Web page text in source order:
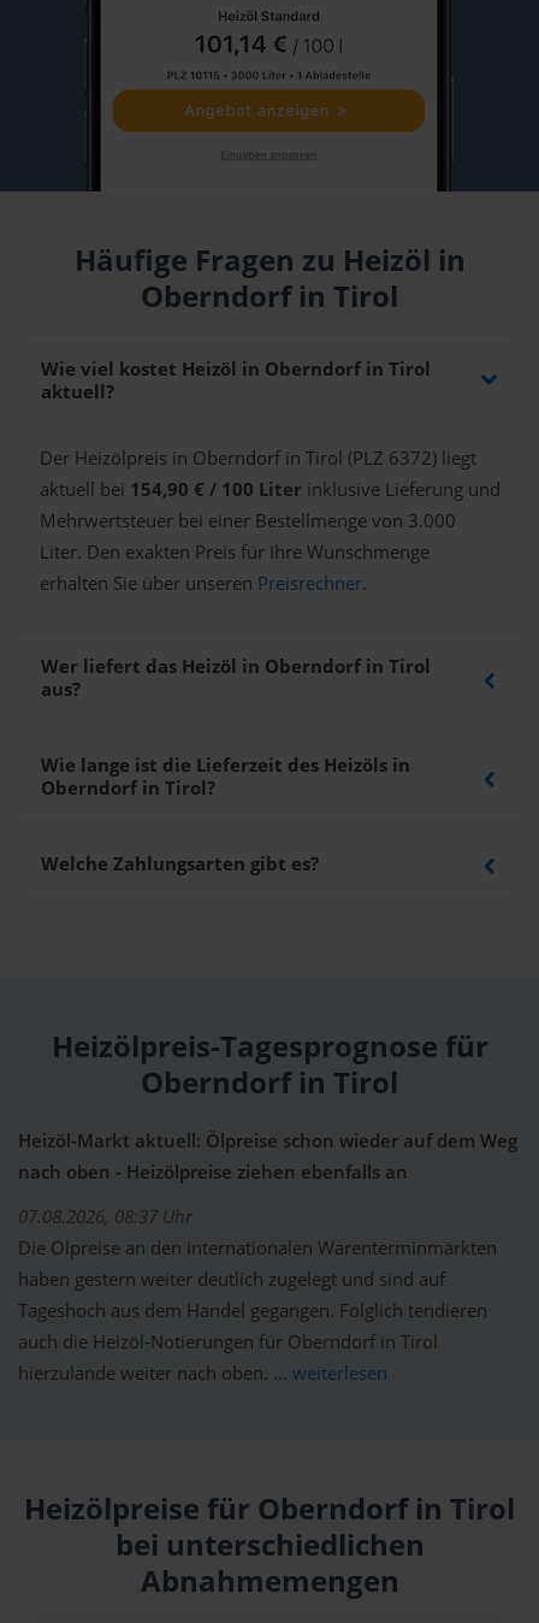
Häufige Fragen zu Heizöl in
Oberndorf in Tirol
Wie viel kostet Heizöl in Oberndorf in Tirol
aktuell?
Der Heizölpreis in Oberndorf in Tirol (PLZ 6372) liegt
aktuell bei 154,90 € / 100 Liter inklusive Lieferung und
Mehrwertsteuer bei einer Bestellmenge von 3.000
Liter. Den exakten Preis für Ihre Wunschmenge
erhalten Sie über unseren Preisrechner.
Wer liefert das Heizöl in Oberndorf in Tirol
aus?
Wie lange ist die Lieferzeit des Heizöls in
Oberndorf in Tirol?
Welche Zahlungsarten gibt es?
Heizölpreis-Tagesprognose für
Oberndorf in Tirol
Heizöl-Markt aktuell: Ölpreise schon wieder auf dem Weg
nach oben - Heizölpreise ziehen ebenfalls an
07.08.2026, 08:37 Uhr
Die Ölpreise an den internationalen Warenterminmärkten
haben gestern weiter deutlich zugelegt und sind auf
Tageshoch aus dem Handel gegangen. Folglich tendieren
auch die Heizöl-Notierungen für Oberndorf in Tirol
hierzulande weiter nach oben. ... weiterlesen
Heizölpreise für Oberndorf in Tirol
bei unterschiedlichen
Abnahmemengen